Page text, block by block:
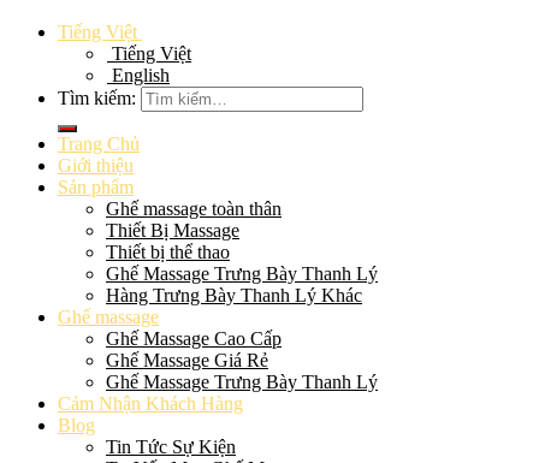
Tiếng Việt
Tiếng Việt
English
Tìm kiếm:
Trang Chủ
Giới thiệu
Sản phẩm
Ghế massage toàn thân
Thiết Bị Massage
Thiết bị thể thao
Ghế Massage Trưng Bày Thanh Lý
Hàng Trưng Bày Thanh Lý Khác
Ghế massage
Ghế Massage Cao Cấp
Ghế Massage Giá Rẻ
Ghế Massage Trưng Bày Thanh Lý
Cảm Nhận Khách Hàng
Blog
Tin Tức Sự Kiện